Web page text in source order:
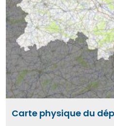
Carte physique du